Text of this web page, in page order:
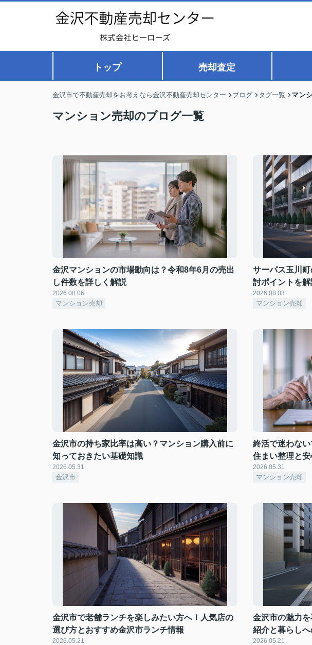
トップ 売却査定
金沢市で不動産売却をお考えなら金沢不動産売却センター ブログ タグ一覧 マン
マンション売却のブログ一覧
金沢マンションの市場動向は？令和8年6月の売出
し件数を詳しく解説
2026.08.06
マンション売却
サーパス玉川
討ポイントを解
2026.08.03
マンション売却
金沢市の持ち家比率は高い？マンション購入前に
知っておきたい基礎知識
2026.05.31
金沢市
終活で迷わな
住まい整理と
2026.05.31
マンション売却
金沢市で老舗ランチを楽しみたい方へ！人気店の
選び方とおすすめ金沢市ランチ情報
2026.05.21
金沢市の魅力
紹介と暮らし
2026.05.21